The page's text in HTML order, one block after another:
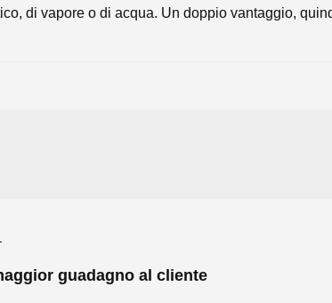
di vapore o di acqua. Un doppio vantaggio,
guadagno al cliente